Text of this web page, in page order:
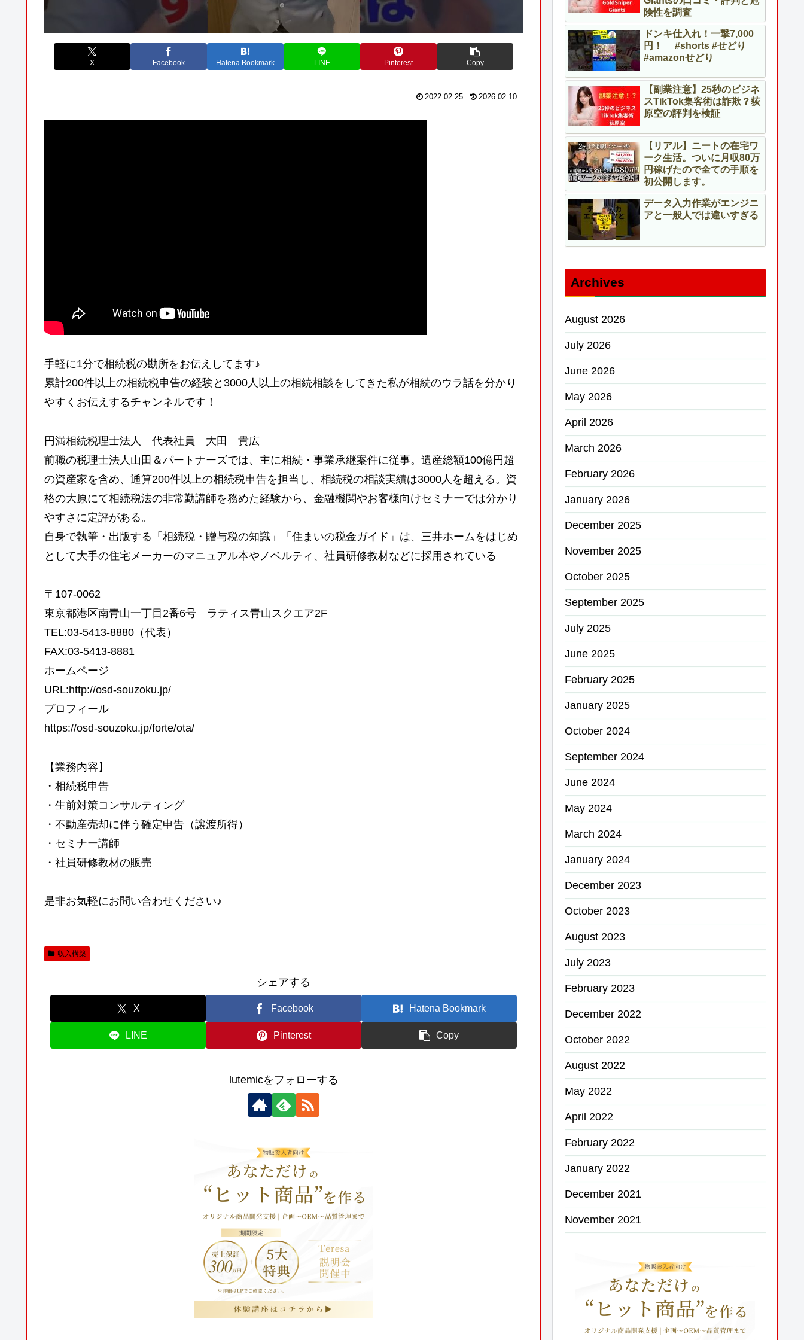
X Facebook Hatena Bookmark LINE Pinterest Copy
2022.02.25 2026.02.10
手軽に1分で相続税の勘所をお伝えしてます♪
累計200件以上の相続税申告の経験と3000人以上の相続相談をしてきた私が相続のウラ話を分かり
やすくお伝えするチャンネルです！
円満相続税理士法人 代表社員 大田 貴広
前職の税理士法人山田＆パートナーズでは、主に相続・事業承継案件に従事。遺産総額100億円超
の資産家を含め、通算200件以上の相続税申告を担当し、相続税の相談実績は3000人を超える。資
格の大原にて相続税法の非常勤講師を務めた経験から、金融機関やお客様向けセミナーでは分かり
やすさに定評がある。
自身で執筆・出版する「相続税・贈与税の知識」「住まいの税金ガイド」は、三井ホームをはじめ
として大手の住宅メーカーのマニュアル本やノベルティ、社員研修教材などに採用されている
〒107-0062
東京都港区南青山一丁目2番6号 ラティス青山スクエア2F
TEL:03-5413-8880（代表）
FAX:03-5413-8881
ホームページ
URL:http://osd-souzoku.jp/
プロフィール
https://osd-souzoku.jp/forte/ota/
【業務内容】
・相続税申告
・生前対策コンサルティング
・不動産売却に伴う確定申告（譲渡所得）
・セミナー講師
・社員研修教材の販売
是非お気軽にお問い合わせください♪
収入構築
シェアする
X Facebook Hatena Bookmark
LINE Pinterest Copy
lutemicをフォローする
険性を調査
ドンキ仕入れ！一撃7,000
円！ #shorts #せどり
#amazonせどり
【副業注意】25秒のビジネ
スTikTok集客術は詐欺？荻
原空の評判を検証
【リアル】ニートの在宅ワ
ーク生活。ついに月収80万
円稼げたので全ての手順を
初公開します。
データ入力作業がエンジニ
アと一般人では違いすぎる
Archives
August 2026
July 2026
June 2026
May 2026
April 2026
March 2026
February 2026
January 2026
December 2025
November 2025
October 2025
September 2025
July 2025
June 2025
February 2025
January 2025
October 2024
September 2024
June 2024
May 2024
March 2024
January 2024
December 2023
October 2023
August 2023
July 2023
February 2023
December 2022
October 2022
August 2022
May 2022
April 2022
February 2022
January 2022
December 2021
November 2021